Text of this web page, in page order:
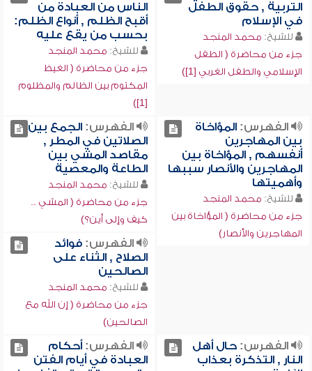
التربية , حقوق الطفل
في الإسلام
للشيخ: محمد المنجد
جزء من محاضرة ( الطفل
الإسلامي والطفل الغربي [1])
الناس من العبادة من
أقبح الظلم , أنواع الظلم:
بحسب من يقع عليه
للشيخ: محمد المنجد
جزء من محاضرة ( الغيظ
المكتوم بين الظالم والمظلوم
[1])
الفهرس:المؤاخاة
بين المهاجرين
أنفسهم , المؤاخاة بين
المهاجرين والأنصار سببها
وأهميتها
للشيخ: محمد المنجد
جزء من محاضرة ( المؤاخاة بين
المهاجرين والأنصار)
الفهرس:الجمع بين
الصلاتين في المطر ,
مقاصد المشي بين
الطاعة والمعصية
للشيخ: محمد المنجد
جزء من محاضرة ( المشي ..
كيف وإلى أين؟)
الفهرس:فوائد
الصلاح , الثناء على
الصالحين
للشيخ: محمد المنجد
جزء من محاضرة ( إن الله مع
الصالحين)
الفهرس:حال أهل
النار , التذكرة بعذاب
الفهرس:أحكام
العبادة في أيام الفتن